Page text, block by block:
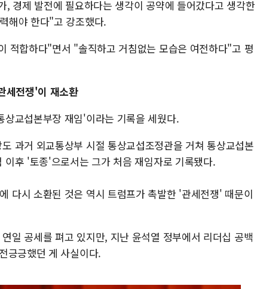
경제 발전에 필요하다는 생각이 공약에 들어갔다고 생각한
해야 한다"고 강조했다.
적합하다"면서 "솔직하고 거침없는 모습은 여전하다"고 평
전쟁'이 재소환
교섭본부장 재임'이라는 기록을 세웠다.
과거 외교통상부 시절 통상교섭조정관을 거쳐 통상교섭본
후 '토종'으로서는 그가 처음 재임자로 기록됐다.
다시 소환된 것은 역시 트럼프가 촉발한 '관세전쟁' 때문이
일 공세를 펴고 있지만, 지난 윤석열 정부에서 리더십 공백
긍긍했던 게 사실이다.